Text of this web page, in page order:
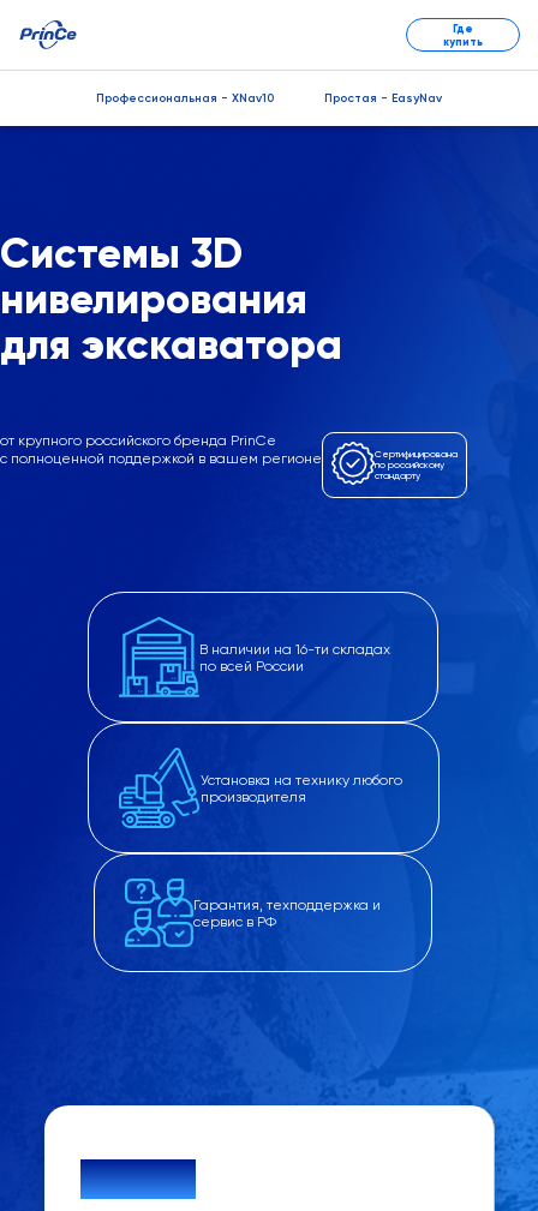
Где
купить
Профессиональная - XNav10 Простая - EasyNav
Системы 3D
нивелирования
для экскаватора
от крупного российского бренда PrinCe
с полноценной поддержкой в вашем регионе
Сертифицирована
по российскому
стандарту
В наличии на 16-ти складах
по всей России
Установка на технику любого
производителя
Гарантия, техподдержка и
сервис в РФ
XNav10